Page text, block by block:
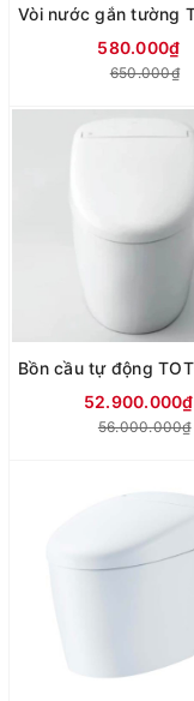
580.000₫
650.000₫
52.900.000₫
56.000.000₫